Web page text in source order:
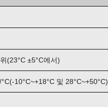
(23°C ±5°C에서)
10°C~+18°C 및 28°C~+50°C)